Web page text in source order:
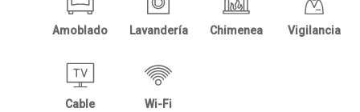
Amoblado Lavandería Chimenea Vigilancia
Cable Wi-Fi